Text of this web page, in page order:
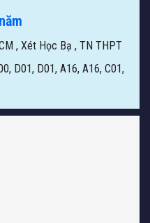
, Xét Học Bạ , TN THPT
D01, D01, A16, A16, C01,